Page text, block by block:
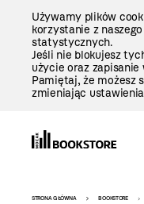
Używamy plików
korzystanie z
statystycznych.
Jeśli nie blokujesz
użycie oraz
Pamiętaj, że możesz
zmieniając
STRONA GŁÓWNA BOOKSTORE